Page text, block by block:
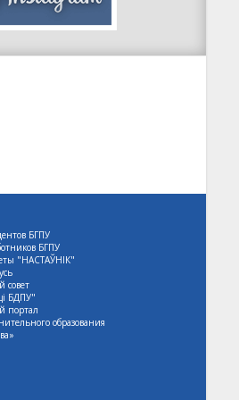
БГПУ
БГПУ
"НАСТАЎНІК"
совет
БДПУ"
портал
образования